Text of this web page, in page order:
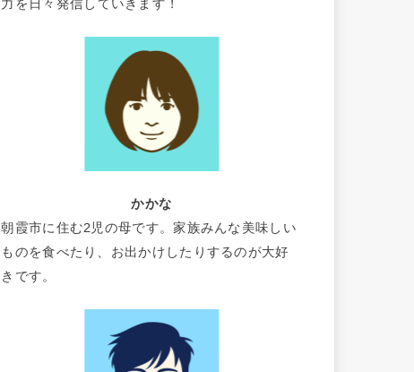
力を日々発信していきます！
かかな
朝霞市に住む2児の母です。家族みんな美味しい
ものを食べたり、お出かけしたりするのが大好
きです。